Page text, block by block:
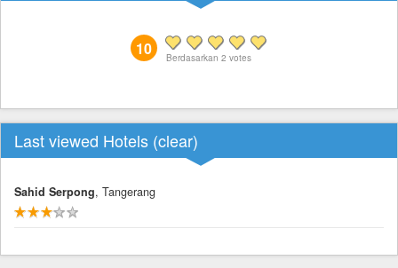
10 Berdasarkan 2 votes
Last viewed Hotels (clear)
Sahid Serpong, Tangerang